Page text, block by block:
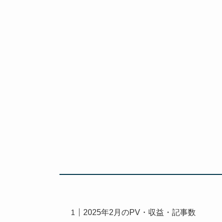
2025年2月のPV・収益・記事数